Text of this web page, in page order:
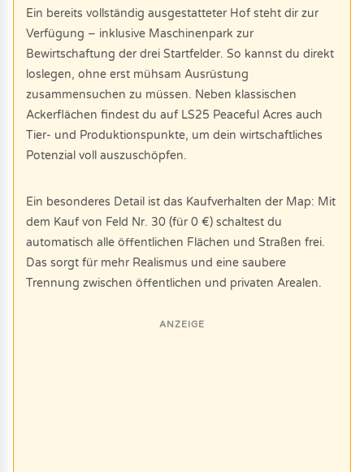
Ein bereits vollständig ausgestatteter Hof steht dir zur
Verfügung – inklusive Maschinenpark zur
Bewirtschaftung der drei Startfelder. So kannst du direkt
loslegen, ohne erst mühsam Ausrüstung
zusammensuchen zu müssen. Neben klassischen
Ackerflächen findest du auf LS25 Peaceful Acres auch
Tier- und Produktionspunkte, um dein wirtschaftliches
Potenzial voll auszuschöpfen.
Ein besonderes Detail ist das Kaufverhalten der Map: Mit
dem Kauf von Feld Nr. 30 (für 0 €) schaltest du
automatisch alle öffentlichen Flächen und Straßen frei.
Das sorgt für mehr Realismus und eine saubere
Trennung zwischen öffentlichen und privaten Arealen.
ANZEIGE